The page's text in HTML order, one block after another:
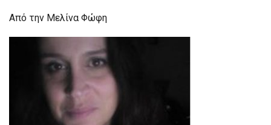
Από την Μελίνα Φώφη